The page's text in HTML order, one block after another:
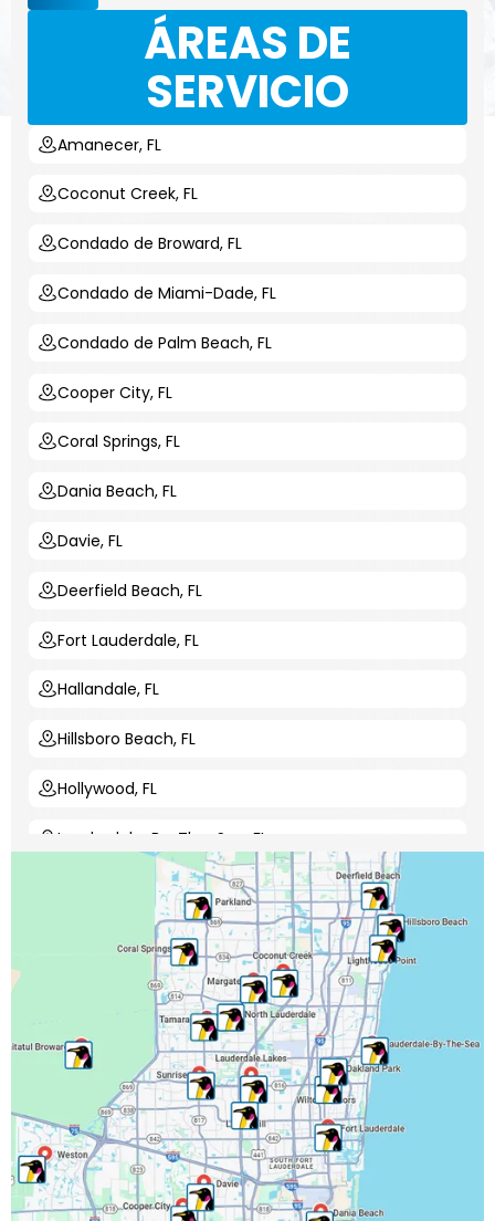
ÁREAS DE
SERVICIO
Amanecer, FL
Coconut Creek, FL
Condado de Broward, FL
Condado de Miami-Dade, FL
Condado de Palm Beach, FL
Cooper City, FL
Coral Springs, FL
Dania Beach, FL
Davie, FL
Deerfield Beach, FL
Fort Lauderdale, FL
Hallandale, FL
Hillsboro Beach, FL
Hollywood, FL
Lauderdale-By-The-Sea, FL
Lauderdale Lakes, FL
Lauderhill, FL
Lighthouse Point, FL
Margate, FL
Miramar, FL
North Lauderdale, FL
Oakland Park, FL